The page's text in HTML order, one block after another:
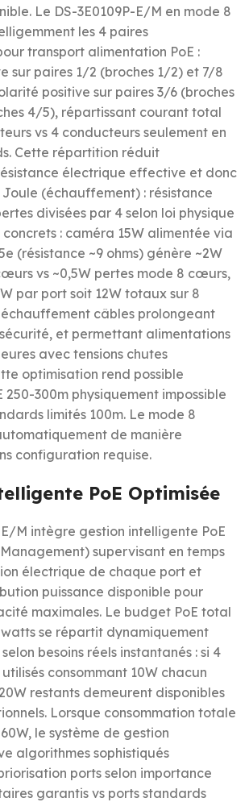
Le DS-3E0109P-E/M en mode 8
les 4 paires
transport alimentation PoE :
sur paires 1/2 (broches 1/2) et 7/8
positive sur paires 3/6 (broches
4/5), répartissant courant total
vs 4 conducteurs seulement en
Cette répartition réduit
électrique effective et donc
(échauffement) : résistance
divisées par 4 selon loi physique
concrets : caméra 15W alimentée via
(résistance ~9 ohms) génère ~2W
vs ~0,5W pertes mode 8 cœurs,
par port soit 12W totaux sur 8
câbles prolongeant
et permettant alimentations
avec tensions chutes
optimisation rend possible
250-300m physiquement impossible
limités 100m. Le mode 8
de manière
configuration requise.
PoE Optimisée
E/M intègre gestion intelligente PoE
supervisant en temps
électrique de chaque port et
puissance disponible pour
maximales. Le budget PoE total
se répartit dynamiquement
besoins réels instantanés : si 4
consommant 10W chacun
restants demeurent disponibles
Lorsque consommation totale
le système de gestion
algorithmes sophistiqués
ports selon importance
garantis vs ports standards